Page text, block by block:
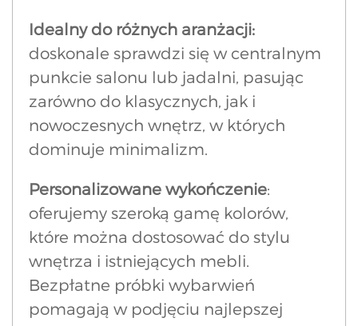
Idealny do różnych aranżacji:
doskonale sprawdzi się w centralnym
punkcie salonu lub jadalni, pasując
zarówno do klasycznych, jak i
nowoczesnych wnętrz, w których
dominuje minimalizm.
Personalizowane wykończenie:
oferujemy szeroką gamę kolorów,
które można dostosować do stylu
wnętrza i istniejących mebli.
Bezpłatne próbki wybarwień
pomagają w podjęciu najlepszej